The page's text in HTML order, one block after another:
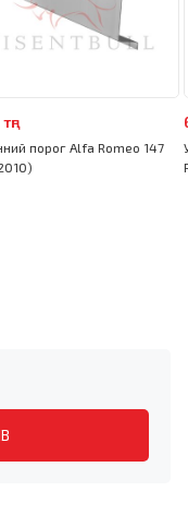
порог Alfa Romeo 147